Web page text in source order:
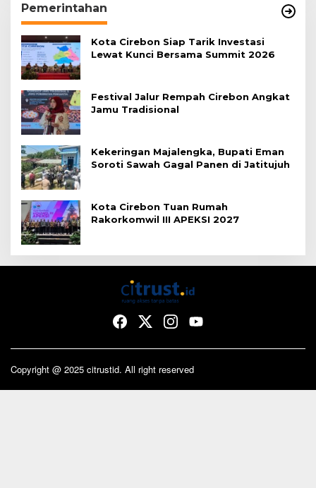
Pemerintahan
Kota Cirebon Siap Tarik Investasi
Lewat Kunci Bersama Summit 2026
Festival Jalur Rempah Cirebon Angkat
Jamu Tradisional
Kekeringan Majalengka, Bupati Eman
Soroti Sawah Gagal Panen di Jatitujuh
Kota Cirebon Tuan Rumah
Rakorkomwil III APEKSI 2027
Copyright @ 2025 citrustid. All right reserved